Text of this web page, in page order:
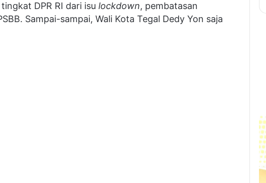
DPR RI dari isu lockdown, pembatasan
Sampai-sampai, Wali Kota Tegal Dedy Yon saja